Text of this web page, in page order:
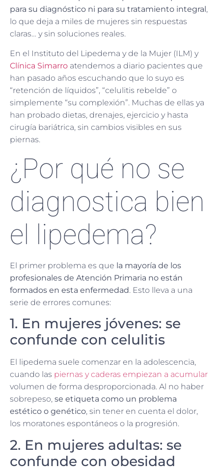
para su diagnóstico ni para su tratamiento integral ,
lo que deja a miles de mujeres sin respuestas
claras… y sin soluciones reales.
En el Instituto del Lipedema y de la Mujer (ILM) y
Clínica Simarro atendemos a diario pacientes que
han pasado años escuchando que lo suyo es
“retención de líquidos”, “celulitis rebelde” o
simplemente “su complexión”. Muchas de ellas ya
han probado dietas, drenajes, ejercicio y hasta
cirugía bariátrica, sin cambios visibles en sus
piernas.
¿Por qué no se
diagnostica bien
el lipedema?
El primer problema es que la mayoría de los
profesionales de Atención Primaria no están
formados en esta enfermedad. Esto lleva a una
serie de errores comunes:
1. En mujeres jóvenes: se
confunde con celulitis
El lipedema suele comenzar en la adolescencia,
cuando las piernas y caderas empiezan a acumular
volumen de forma desproporcionada. Al no haber
sobrepeso, se etiqueta como un problema
estético o genético, sin tener en cuenta el dolor,
los moratones espontáneos o la progresión.
2. En mujeres adultas: se
confunde con obesidad